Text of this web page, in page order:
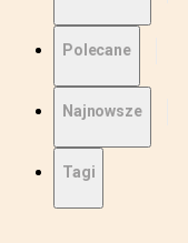
Polecane
Najnowsze
Tagi